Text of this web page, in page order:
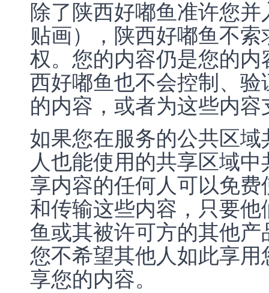
除了陕西好嘟鱼准许您
贴画），陕西好嘟鱼不
权。您的内容仍是您的
西好嘟鱼也不会控制、
的内容，或者为这些内
如果您在服务的公共区
人也能使用的共享区域
享内容的任何人可以免
和传输这些内容，只要
鱼或其被许可方的其他
您不希望其他人如此享
享您的内容。